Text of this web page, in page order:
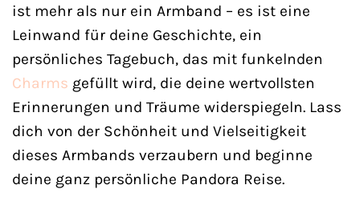
ist mehr als nur ein Armband – es ist eine
Leinwand für deine Geschichte, ein
persönliches Tagebuch, das mit funkelnden
Charms gefüllt wird, die deine wertvollsten
Erinnerungen und Träume widerspiegeln. Lass
dich von der Schönheit und Vielseitigkeit
dieses Armbands verzaubern und beginne
deine ganz persönliche Pandora Reise.